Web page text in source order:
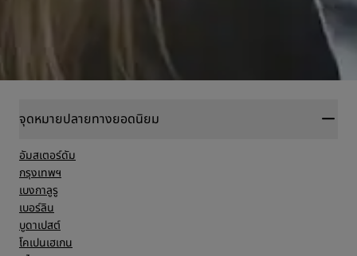
จุดหมายปลายทางยอดนิยม
อัมสเตอร์ดัม
กรุงเทพฯ
เบงกาลูรู
เบอร์ลิน
บูดาเปสต์
โคเปนเฮเกน